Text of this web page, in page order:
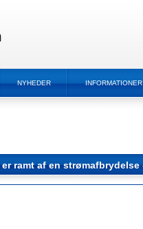
NYHEDER INFORMATIONER
ramt af en